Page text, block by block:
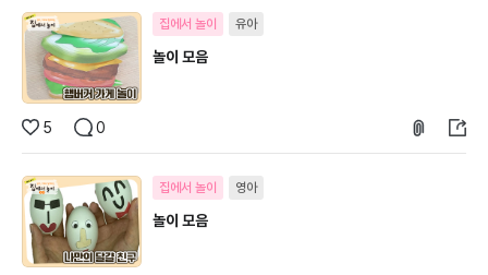
집에서 놀이 유아
놀이 모음
5 0
집에서 놀이 영아
놀이 모음